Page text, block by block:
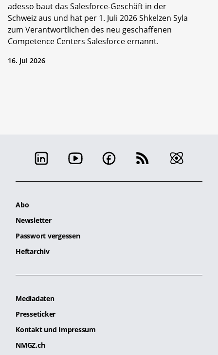
adesso baut das Salesforce-Geschäft in der
Schweiz aus und hat per 1. Juli 2026 Shkelzen Syla
zum Verantwortlichen des neu geschaffenen
Competence Centers Salesforce ernannt.
16. Jul 2026
Abo
Newsletter
Passwort vergessen
Heftarchiv
Mediadaten
Presseticker
Kontakt und Impressum
NMGZ.ch